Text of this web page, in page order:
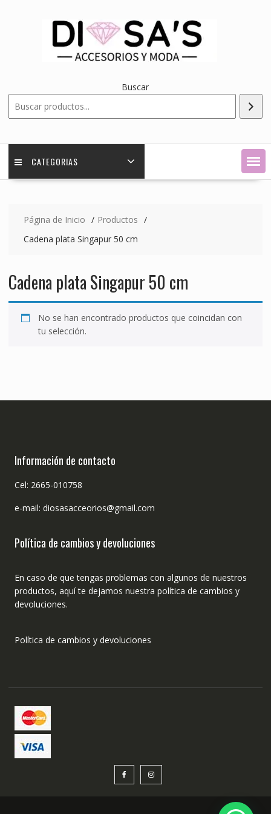
Buscar
CATEGORIAS
Página de Inicio
Productos
Cadena plata Singapur 50 cm
Cadena plata Singapur 50 cm
No se han encontrado productos que coincidan con
tu selección.
Información de contacto
Cel: 2665-010758
e-mail: diosasacceorios@gmail.com
Política de cambios y devoluciones
En caso de que tengas problemas con algunos de nuestros
productos, aquí te dejamos nuestra política de cambios y
devoluciones.
Política de cambios y devoluciones